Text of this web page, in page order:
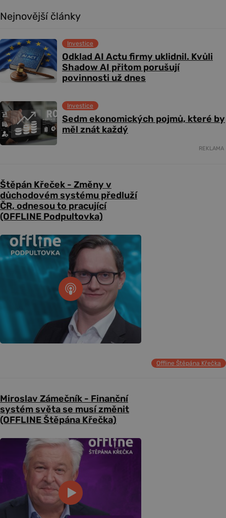
Nejnovější články
Odklad AI Actu firmy uklidnil. Kvůli
Shadow AI přitom porušují
povinnosti už dnes
Investice
Sedm ekonomických pojmů, které by
měl znát každý
Investice
REKLAMA
Štěpán Křeček - Změny v
důchodovém systému předluží
ČR, odnesou to pracující
(OFFLINE Podpultovka)
Offline Štěpána Křečka
Miroslav Zámečník - Finanční
systém světa se musí změnit
(OFFLINE Štěpána Křečka)